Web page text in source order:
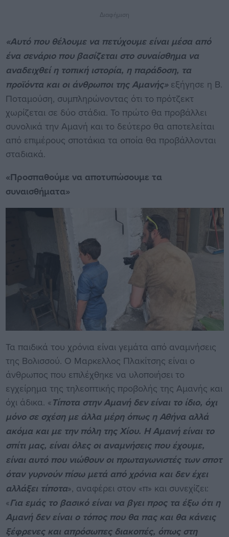
Διαφήμιση
«Αυτό που θέλουμε να πετύχουμε είναι μέσα από
ένα σενάριο που βασίζεται στο συναίσθημα να
αναδειχθεί η τοπική ιστορία, η παράδοση, τα
προϊόντα και οι άνθρωποι της Αμανής»εξήγησε η Β.
Ποταμούση, συμπληρώνοντας ότι το πρότζεκτ
χωρίζεται σε δύο στάδια. Το πρώτο θα προβάλλει
συνολικά την Αμανή και το δεύτερο θα αποτελείται
από επιμέρους σποτάκια τα οποία θα προβάλλονται
σταδιακά.
«Προσπαθούμε να αποτυπώσουμε τα
συναισθήματα»
Τα παιδικά του χρόνια είναι γεμάτα από αναμνήσεις
της Βολισσού. Ο Μαρκελλος Πλακίτσης είναι ο
άνθρωπος που επιλέχθηκε να υλοποιήσει το
εγχείρημα της τηλεοπτικής προβολής της Αμανής και
όχι άδικα. «Τίποτα στην Αμανή δεν είναι το ίδιο, όχι
μόνο σε σχέση με άλλα μέρη όπως η Αθήνα αλλά
ακόμα και με την πόλη της Χίου. Η Αμανή είναι το
σπίτι μας, είναι όλες οι αναμνήσεις που έχουμε,
είναι αυτό που νιώθουν οι πρωταγωνιστές των σποτ
όταν γυρνούν πίσω μετά από χρόνια και δεν έχει
αλλάξει τίποτα», αναφέρει στον «π» και συνεχίζει:
«Για εμάς το βασικό είναι να βγει προς τα έξω ότι η
Αμανή δεν είναι ο τόπος που θα πας και θα κάνεις
ξέφρενες και απρόσωπες διακοπές, όπως στη